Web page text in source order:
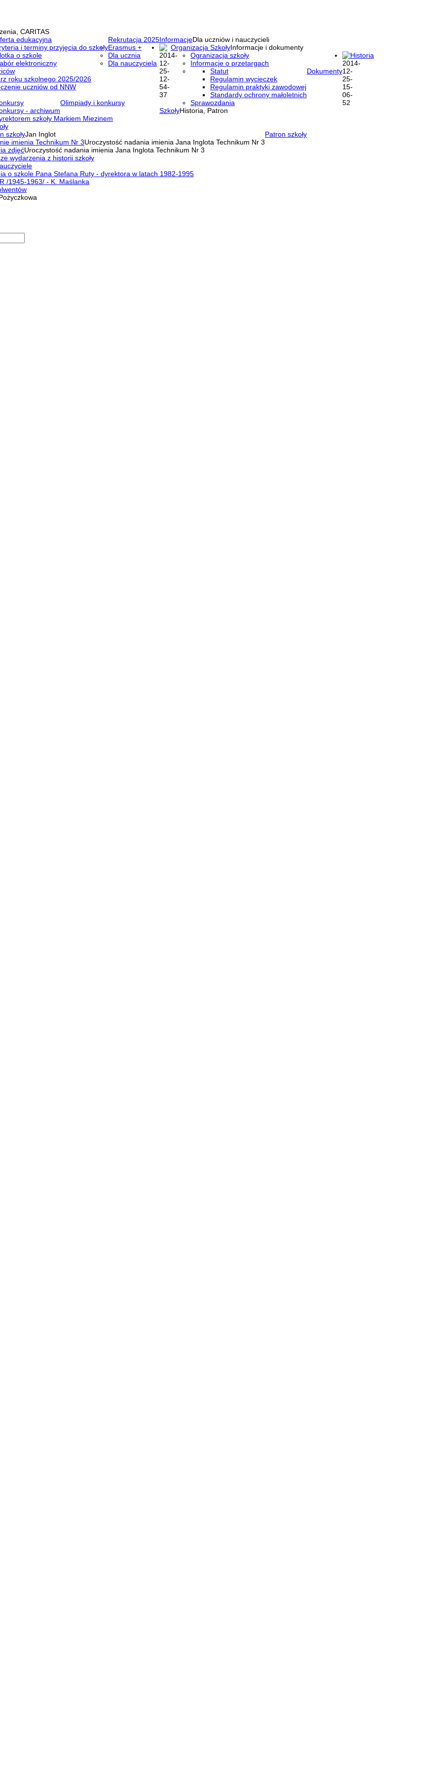
CARITAS
InformacjeDla uczniów i nauczycieli
Rekrutacja 2025
edukacyjna
i terminy przyjęcia do szkoły
o szkole
elektroniczny
Erasmus +
Dla ucznia
Dla nauczyciela
roku szkolnego 2025/2026
uczniów od NNW
Olimpiady i konkursy
- archiwum
Organizacja SzkołyInformacje i dokumenty
Ogranizacja szkoły
Informacje o przetargach
Dokumenty
Statut
Regulamin wycieczek
Regulamin praktyki zawodowej
Standardy ochrony małoletnich
Sprawozdania
Historia
SzkołyHistoria, Patron
szkoły Markiem Miezinem
Patron szkoły
szkołyJan Inglot
imienia Technikum Nr 3Uroczystość nadania imienia Jana Inglota Technikum Nr 3
zdjęćUroczystość nadania imienia Jana Inglota Technikum Nr 3
wydarzenia z historii szkoły
o szkole Pana Stefana Ruty - dyrektora w latach 1982-1995
/1945-1963/ - K. Maślanka